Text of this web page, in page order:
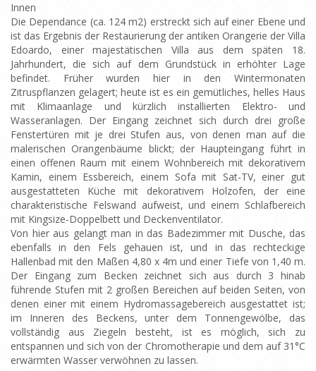
Innen
Die Dependance (ca. 124 m2) erstreckt sich auf einer Ebene und
ist das Ergebnis der Restaurierung der antiken Orangerie der Villa
Edoardo, einer majestätischen Villa aus dem späten 18.
Jahrhundert, die sich auf dem Grundstück in erhöhter Lage
befindet. Früher wurden hier in den Wintermonaten
Zitruspflanzen gelagert; heute ist es ein gemütliches, helles Haus
mit Klimaanlage und kürzlich installierten Elektro- und
Wasseranlagen. Der Eingang zeichnet sich durch drei große
Fenstertüren mit je drei Stufen aus, von denen man auf die
malerischen Orangenbäume blickt; der Haupteingang führt in
einen offenen Raum mit einem Wohnbereich mit dekorativem
Kamin, einem Essbereich, einem Sofa mit Sat-TV, einer gut
ausgestatteten Küche mit dekorativem Holzofen, der eine
charakteristische Felswand aufweist, und einem Schlafbereich
mit Kingsize-Doppelbett und Deckenventilator.
Von hier aus gelangt man in das Badezimmer mit Dusche, das
ebenfalls in den Fels gehauen ist, und in das rechteckige
Hallenbad mit den Maßen 4,80 x 4m und einer Tiefe von 1,40 m.
Der Eingang zum Becken zeichnet sich aus durch 3 hinab
führende Stufen mit 2 großen Bereichen auf beiden Seiten, von
denen einer mit einem Hydromassagebereich ausgestattet ist;
im Inneren des Beckens, unter dem Tonnengewölbe, das
vollständig aus Ziegeln besteht, ist es möglich, sich zu
entspannen und sich von der Chromotherapie und dem auf 31°C
erwärmten Wasser verwöhnen zu lassen.